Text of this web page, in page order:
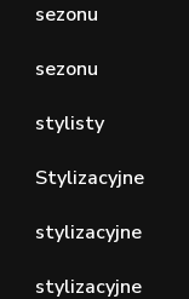
sezonu
sezonu
stylisty
Stylizacyjne
stylizacyjne
stylizacyjne